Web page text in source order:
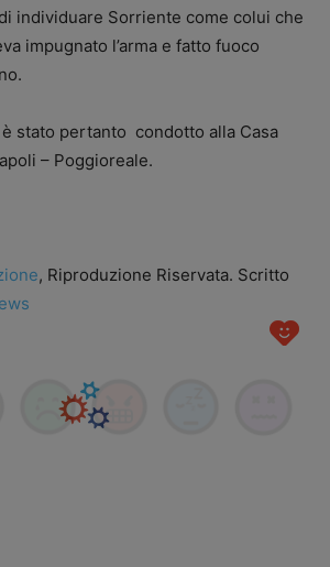
individuare Sorriente come colui che
impugnato l’arma e fatto fuoco
stato pertanto condotto alla Casa
– Poggioreale.
, Riproduzione Riservata. Scritto